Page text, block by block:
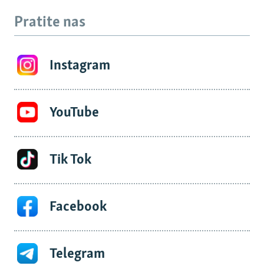
Pratite nas
Instagram
YouTube
Tik Tok
Facebook
Telegram